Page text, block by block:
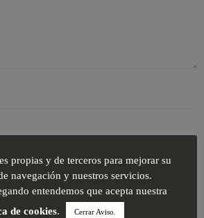
*propias y de terceros para mejorar su
navegación y nuestros servicios.
entendemos que acepta nuestra
de cookies. Cerrar Aviso.